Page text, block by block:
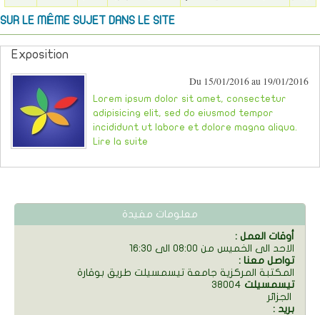
SUR LE MÊME SUJET DANS LE SITE
Exposition
Du 15/01/2016 au 19/01/2016
Lorem ipsum dolor sit amet, consectetur
adipisicing elit, sed do eiusmod tempor
incididunt ut labore et dolore magna aliqua.
Lire la suite
معلومات مفيدة
: أوقات العمل
الاحد الى الخميس من 08:00 الى 16:30
: تواصل معنا
المكتبة المركزية جامعة تيسمسيلت طريق بوقارة
38004 تيسمسيلت
: بريد